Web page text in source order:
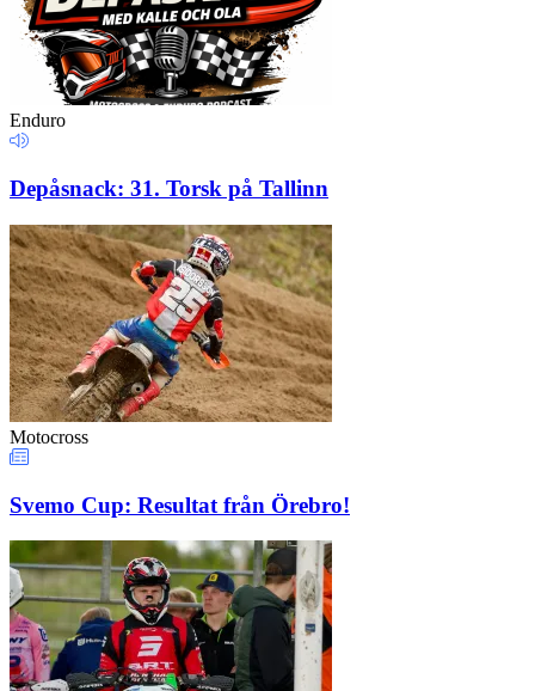
Enduro
Depåsnack: 31. Torsk på Tallinn
Motocross
Svemo Cup: Resultat från Örebro!